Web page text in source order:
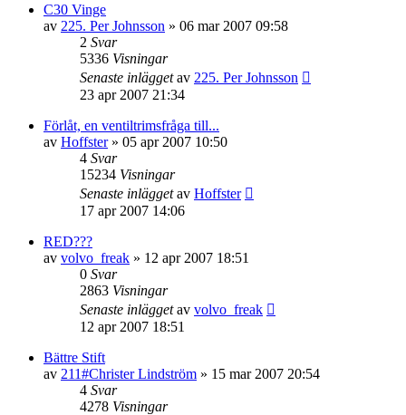
C30 Vinge
av 225. Per Johnsson » 06 mar 2007 09:58
2 Svar
5336 Visningar
Senaste inläggetav 225. Per Johnsson
23 apr 2007 21:34
Förlåt, en ventiltrimsfråga till...
av Hoffster» 05 apr 2007 10:50
4 Svar
15234 Visningar
Senaste inläggetav Hoffster
17 apr 2007 14:06
RED???
av volvo_freak » 12 apr 2007 18:51
0 Svar
2863 Visningar
Senaste inläggetav volvo_freak
12 apr 2007 18:51
Bättre Stift
av 211#Christer Lindström » 15 mar 2007 20:54
4 Svar
4278 Visningar